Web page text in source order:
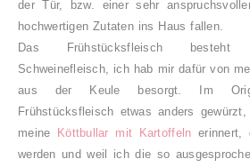
der Tür, bzw. einer sehr
hochwertigen Zutaten ins Haus fallen.
Das Frühstücksfleisch besteht
Schweinefleisch, ich hab mir dafür von
aus der Keule besorgt. Im
Frühstücksfleisch etwas anders
meine
Köttbullar mit Kartoffeln erinnert,
werden und weil ich die so